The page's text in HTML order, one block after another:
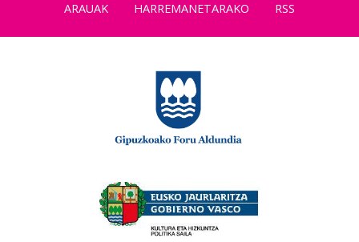
ARAUAK
HARREMANETARAKO RSS